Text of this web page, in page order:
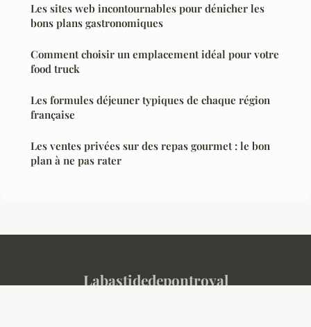
Les sites web incontournables pour dénicher les
bons plans gastronomiques
Comment choisir un emplacement idéal pour votre
food truck
Les formules déjeuner typiques de chaque région
française
Les ventes privées sur des repas gourmet : le bon
plan à ne pas rater
Labastidedepontroyal